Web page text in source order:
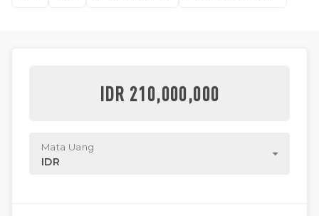
IDR 210,000,000
Mata Uang
IDR